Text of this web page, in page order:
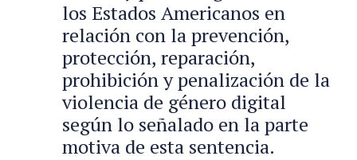
los Estados Americanos en
relación con la prevención,
protección, reparación,
prohibición y penalización de la
violencia de género digital
según lo señalado en la parte
motiva de esta sentencia.